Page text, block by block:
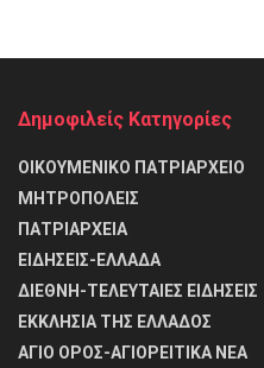
Δημοφιλείς Κατηγορίες
ΟΙΚΟΥΜΕΝΙΚΟ ΠΑΤΡΙΑΡΧΕΙΟ
ΜΗΤΡΟΠΟΛΕΙΣ
ΠΑΤΡΙΑΡΧΕΙΑ
ΕΙΔΗΣΕΙΣ-ΕΛΛΑΔΑ
ΔΙΕΘΝΗ-ΤΕΛΕΥΤΑΙΕΣ ΕΙΔΗΣΕΙΣ
ΕΚΚΛΗΣΙΑ ΤΗΣ ΕΛΛΑΔΟΣ
ΑΓΙΟ ΟΡΟΣ-ΑΓΙΟΡΕΙΤΙΚΑ ΝΕΑ